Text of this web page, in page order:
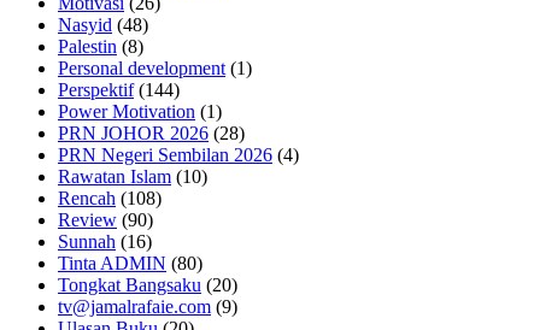
Nasyid (48)
Palestin (8)
Personal development (1)
Perspektif(144)
Power Motivation (1)
PRN JOHOR 2026 (28)
PRN Negeri Sembilan 2026 (4)
Rawatan Islam (10)
Rencah (108)
Review (90)
Sunnah (16)
Tinta ADMIN (80)
Tongkat Bangsaku (20)
tv@jamalrafaie.com (9)